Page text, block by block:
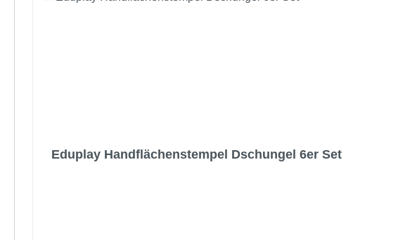
Eduplay Handflächenstempel Dschungel 6er Set